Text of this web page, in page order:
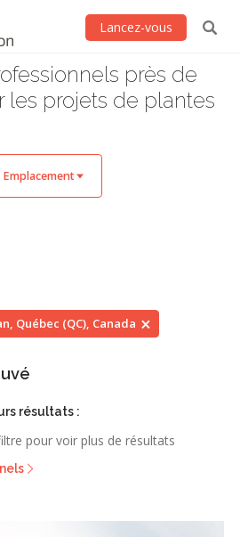
Lancez-vous
près de
les projets de plantes
Emplacement
Québec (QC), Canada
résultats :
pour voir plus de résultats